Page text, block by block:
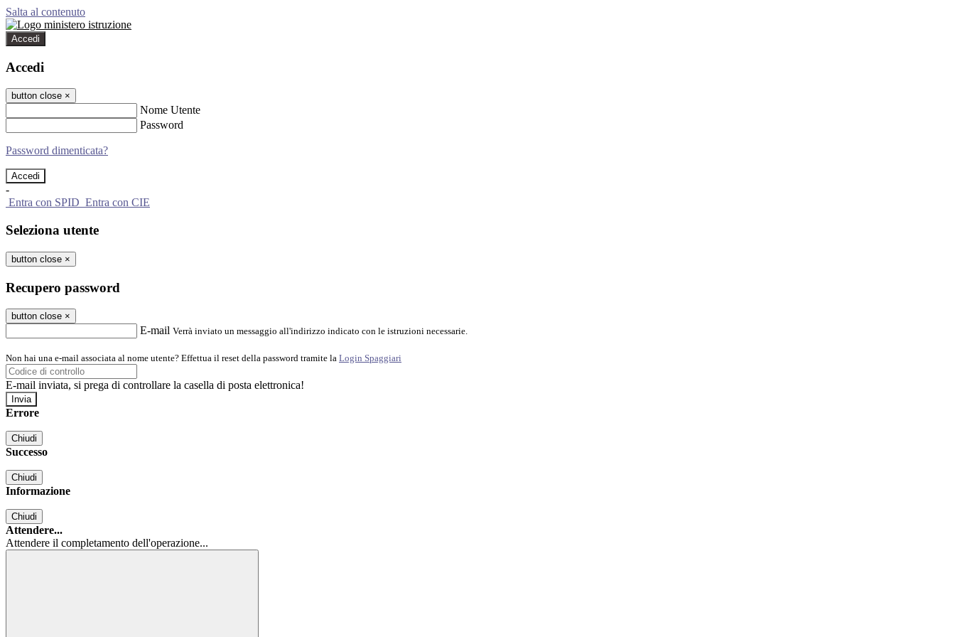
Salta al contenuto
Accedi
Accedi
button close ×
Nome Utente
Password
Password dimenticata?
-
Entra con SPID Entra con CIE
Seleziona utente
button close ×
Recupero password
button close ×
E-mail Verrà inviato un messaggio all'indirizzo indicato con le istruzioni necessarie.
Non hai una e-mail associata al nome utente? Effettua il reset della password tramite la Login Spaggiari
E-mail inviata, si prega di controllare la casella di posta elettronica!
Errore
Chiudi
Successo
Chiudi
Informazione
Chiudi
Attendere...
Attendere il completamento dell'operazione...